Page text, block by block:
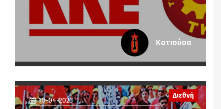
Κατιούσα
Διεθνή
10-04-2023